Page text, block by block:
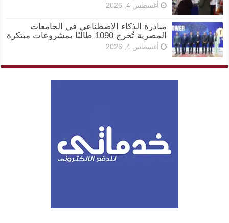
أغسطس 4, 2026
مبادرة الذكاء الاصطناعي في الجامعات
المصرية تُخرج 1090 طالبًا بمشروعات مبتكرة
أغسطس 4, 2026